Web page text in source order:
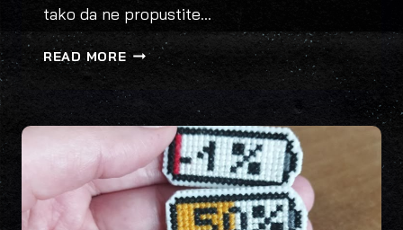
tako da ne propustite…
READ MOREPLJOSKARI
TRASH
FILM
PROGRAM
ISTRAKONA